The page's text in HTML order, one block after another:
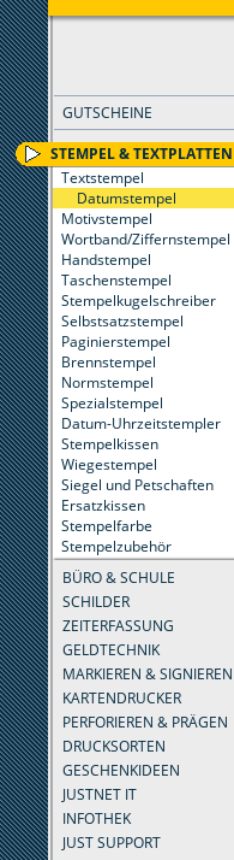
GUTSCHEINE
STEMPEL & TEXTPLATTEN
Textstempel
Datumstempel
Motivstempel
Wortband/Ziffernstempel
Handstempel
Taschenstempel
Stempelkugelschreiber
Selbstsatzstempel
Paginierstempel
Brennstempel
Normstempel
Spezialstempel
Datum-Uhrzeitstempler
Stempelkissen
Wiegestempel
Siegel und Petschaften
Ersatzkissen
Stempelfarbe
Stempelzubehör
BÜRO & SCHULE
SCHILDER
ZEITERFASSUNG
GELDTECHNIK
MARKIEREN & SIGNIEREN
KARTENDRUCKER
PERFORIEREN & PRÄGEN
DRUCKSORTEN
GESCHENKIDEEN
JUSTNET IT
INFOTHEK
JUST SUPPORT